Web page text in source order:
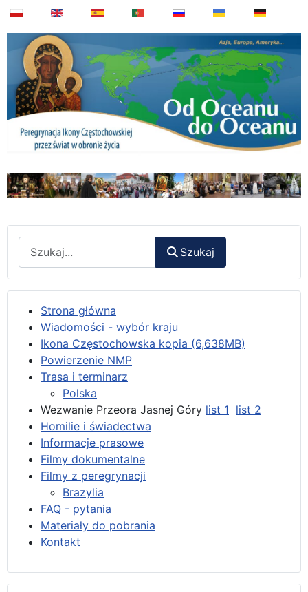
Szukaj
Strona główna
Wiadomości - wybór kraju
Ikona Częstochowska kopia (6,638MB)
Powierzenie NMP
Trasa i terminarz
Polska
Wezwanie Przeora Jasnej Góry list 1 list 2
Homilie i świadectwa
Informacje prasowe
Filmy dokumentalne
Filmy z peregrynacji
Brazylia
FAQ - pytania
Materiały do pobrania
Kontakt